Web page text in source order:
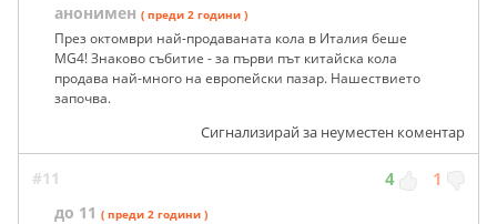
анонимен ( преди 2 години )
През октомври най-продаваната кола в Италия беше
MG4! Знаково събитие - за първи път китайска кола
продава най-много на европейски пазар. Нашествието
започва.
Сигнализирай за неуместен коментар
#11 4 1
до 11 ( преди 2 години )